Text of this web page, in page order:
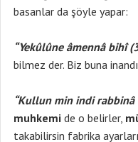
basanlar da şöyle yapar:
“Yekûlûne âmennâ bihî
bilmez der. Biz buna
“Kullun min indi rabbinâ
muhkemi de o belirler,
takabilirsin fabrika